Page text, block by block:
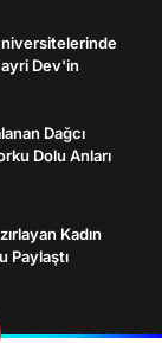
Dev'in
Dağcı
Dolu Anları
Kadın
Paylaştı